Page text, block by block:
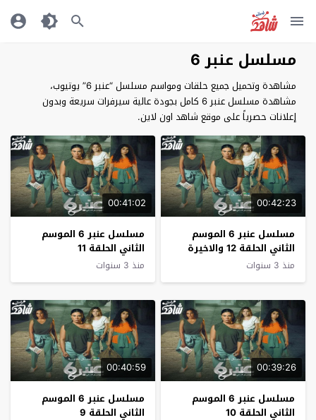
مسلسل عنبر 6
مشاهدة وتحميل جميع حلقات ومواسم مسلسل “عنبر 6” يوتيوب،
مشاهدة مسلسل عنبر 6 كامل بجودة عالية سيرفرات سريعة وبدون
إعلانات حصرياً على موقع شاهد اون لاين.
00:42:23
مسلسل عنبر 6 الموسم
الثاني الحلقة 12 والاخيرة
منذ 3 سنوات
00:41:02
مسلسل عنبر 6 الموسم
الثاني الحلقة 11
منذ 3 سنوات
00:39:26
مسلسل عنبر 6 الموسم
الثاني الحلقة 10
00:40:59
مسلسل عنبر 6 الموسم
الثاني الحلقة 9